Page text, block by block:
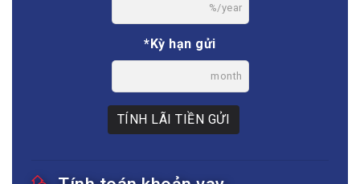
%/year
*Kỳ hạn gửi
month
TÍNH LÃI TIỀN GỬI